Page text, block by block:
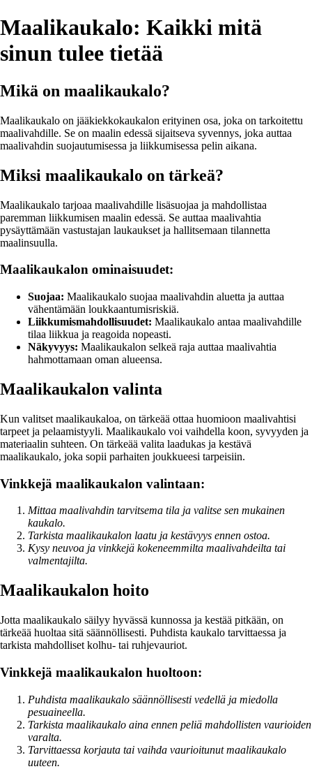
Maalikaukalo: Kaikki mitä
sinun tulee tietää
Mikä on maalikaukalo?
Maalikaukalo on jääkiekkokaukalon erityinen osa, joka on tarkoitettu
maalivahdille. Se on maalin edessä sijaitseva syvennys, joka auttaa
maalivahdin suojautumisessa ja liikkumisessa pelin aikana.
Miksi maalikaukalo on tärkeä?
Maalikaukalo tarjoaa maalivahdille lisäsuojaa ja mahdollistaa
paremman liikkumisen maalin edessä. Se auttaa maalivahtia
pysäyttämään vastustajan laukaukset ja hallitsemaan tilannetta
maalinsuulla.
Maalikaukalon ominaisuudet:
Suojaa: Maalikaukalo suojaa maalivahdin aluetta ja auttaa
vähentämään loukkaantumisriskiä.
Liikkumismahdollisuudet: Maalikaukalo antaa maalivahdille
tilaa liikkua ja reagoida nopeasti.
Näkyvyys: Maalikaukalon selkeä raja auttaa maalivahtia
hahmottamaan oman alueensa.
Maalikaukalon valinta
Kun valitset maalikaukaloa, on tärkeää ottaa huomioon maalivahtisi
tarpeet ja pelaamistyyli. Maalikaukalo voi vaihdella koon, syvyyden ja
materiaalin suhteen. On tärkeää valita laadukas ja kestävä
maalikaukalo, joka sopii parhaiten joukkueesi tarpeisiin.
Vinkkejä maalikaukalon valintaan:
Mittaa maalivahdin tarvitsema tila ja valitse sen mukainen
kaukalo.
Tarkista maalikaukalon laatu ja kestävyys ennen ostoa.
Kysy neuvoa ja vinkkejä kokeneemmilta maalivahdeilta tai
valmentajilta.
Maalikaukalon hoito
Jotta maalikaukalo säilyy hyvässä kunnossa ja kestää pitkään, on
tärkeää huoltaa sitä säännöllisesti. Puhdista kaukalo tarvittaessa ja
tarkista mahdolliset kolhu- tai ruhjevauriot.
Vinkkejä maalikaukalon huoltoon:
Puhdista maalikaukalo säännöllisesti vedellä ja miedolla
pesuaineella.
Tarkista maalikaukalo aina ennen peliä mahdollisten vaurioiden
varalta.
Tarvittaessa korjauta tai vaihda vaurioitunut maalikaukalo
uuteen.